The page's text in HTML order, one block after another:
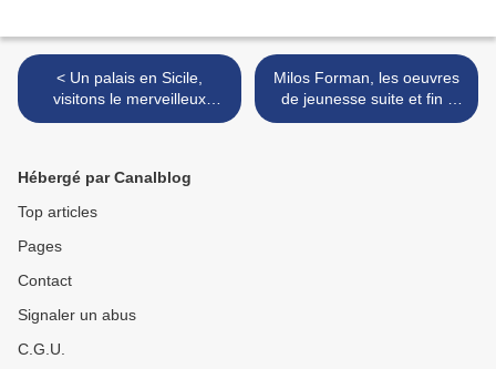
< Un palais en Sicile,
visitons le merveilleux
Palazzo Di Lorenzo del
Milos Forman, les oeuvres
de jeunesse suite et fin :
“L’as de pique” et “Les
Hébergé par Canalblog
Top articles
Pages
Contact
Signaler un abus
C.G.U.